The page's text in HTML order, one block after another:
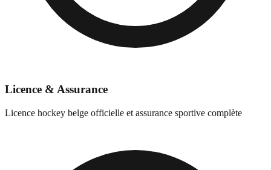
Licence & Assurance
Licence hockey belge officielle et assurance sportive complète